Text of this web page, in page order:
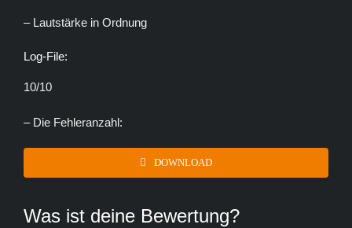
– Lautstärke in Ordnung
Log-File:
10/10
– Die Fehleranzahl:
DOWNLOAD
Was ist deine Bewertung?